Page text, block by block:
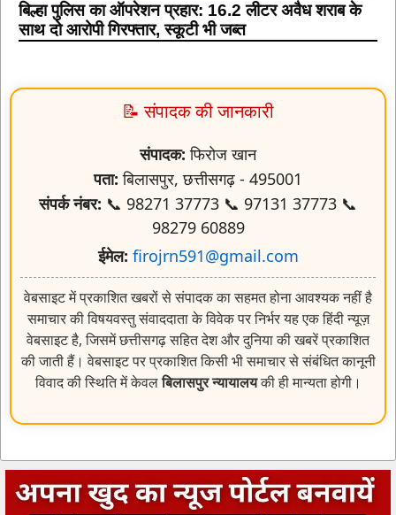
बिल्हा पुलिस का ऑपरेशन प्रहार: 16.2 लीटर अवैध शराब के
साथ दो आरोपी गिरफ्तार, स्कूटी भी जब्त
📝 संपादक की जानकारी
संपादक: फिरोज खान
पता: बिलासपुर, छत्तीसगढ़ - 495001
संपर्क नंबर: 📞 98271 37773 📞 97131 37773 📞
98279 60889
ईमेल: firojrn591@gmail.com
वेबसाइट में प्रकाशित खबरों से संपादक का सहमत होना आवश्यक नहीं है
समाचार की विषयवस्तु संवाददाता के विवेक पर निर्भर यह एक हिंदी न्यूज़
वेबसाइट है, जिसमें छत्तीसगढ़ सहित देश और दुनिया की खबरें प्रकाशित
की जाती हैं। वेबसाइट पर प्रकाशित किसी भी समाचार से संबंधित कानूनी
विवाद की स्थिति में केवलबिलासपुर न्यायालयकी ही मान्यता होगी।